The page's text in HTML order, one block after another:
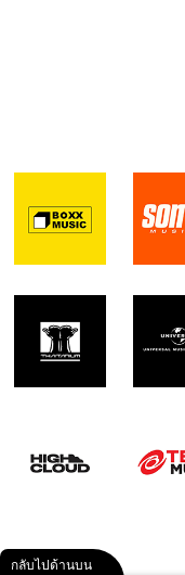
กลับไปด้านบน